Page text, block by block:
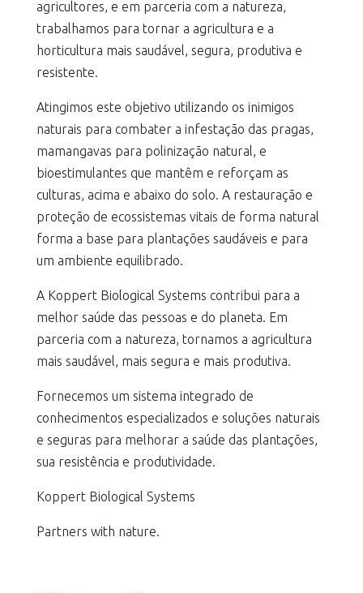
agricultores, e em parceria com a natureza,
trabalhamos para tornar a agricultura e a
horticultura mais saudável, segura, produtiva e
resistente.
Atingimos este objetivo utilizando os inimigos
naturais para combater a infestação das pragas,
mamangavas para polinização natural, e
bioestimulantes que mantêm e reforçam as
culturas, acima e abaixo do solo. A restauração e
proteção de ecossistemas vitais de forma natural
forma a base para plantações saudáveis e para
um ambiente equilibrado.
A Koppert Biological Systems contribui para a
melhor saúde das pessoas e do planeta. Em
parceria com a natureza, tornamos a agricultura
mais saudável, mais segura e mais produtiva.
Fornecemos um sistema integrado de
conhecimentos especializados e soluções naturais
e seguras para melhorar a saúde das plantações,
sua resistência e produtividade.
Koppert Biological Systems
Partners with nature.